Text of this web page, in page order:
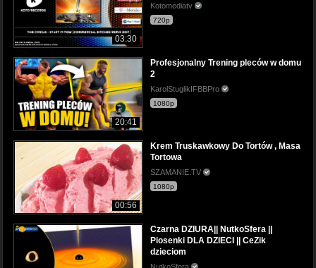
03:30
Kotomediatv
720p
20:41
Profesjonalny Trening pleców w domu
2
KarolStuglikIFBBPro
1080p
00:56
Krem Truskawkowy Do Tortów , Masa
Tortowa
SZAMANIE.TV
1080p
Czarna DZIURA|| NutkoSfera ||
Piosenki DLA DZIECI || CeZik
dzieciom